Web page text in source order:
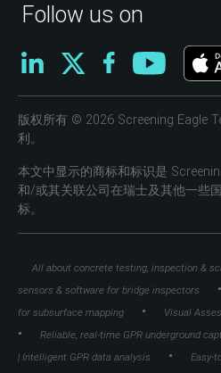
Follow us on
版权所有 © 2026 Screening Eagle
利。
本文中显示的商标和标识是
和/或其关联公司在瑞士及其他一些
标。
All about concrete testing, inspection &
sensors & software for bridge inspectors
•
for subsurface mapping
• Visual
• Reliable, real-time GPR underground
| Intelligent GPR data analysis
• Easy-